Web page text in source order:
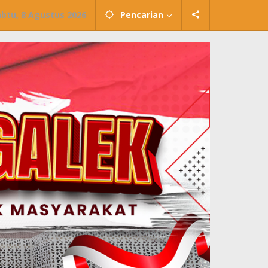
8 Agustus 2026 Pencarian